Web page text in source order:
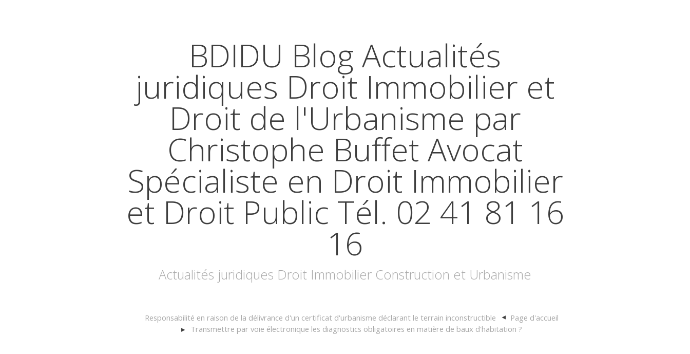
BDIDU Blog Actualités
juridiques Droit Immobilier et
Droit de l'Urbanisme par
Christophe Buffet Avocat
Spécialiste en Droit Immobilier
et Droit Public Tél. 02 41 81 16
16
Actualités juridiques Droit Immobilier Construction et Urbanisme
Responsabilité en raison de la délivrance d'un certificat d'urbanisme déclarant le terrain inconstructible
Page d'accueil
Transmettre par voie électronique les diagnostics obligatoires en matière de baux d'habitation ?